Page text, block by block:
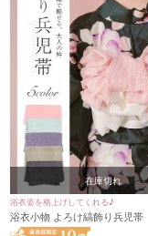
在庫切れ
浴衣姿を格上げしてくれる♪
浴衣小物 よろけ縞飾り兵児帯